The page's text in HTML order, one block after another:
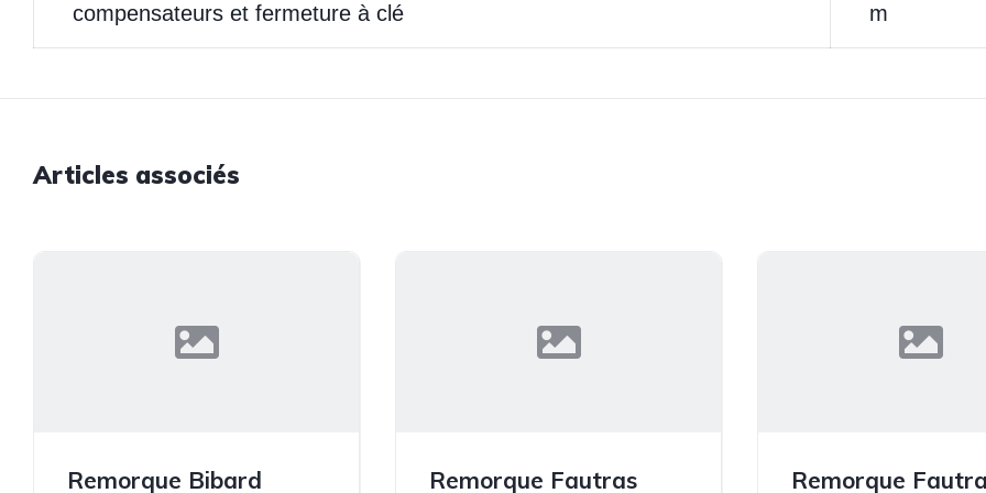
compensateurs et fermeture à clé m
Articles associés
Remorque Bibard Remorque Fautras Remorque